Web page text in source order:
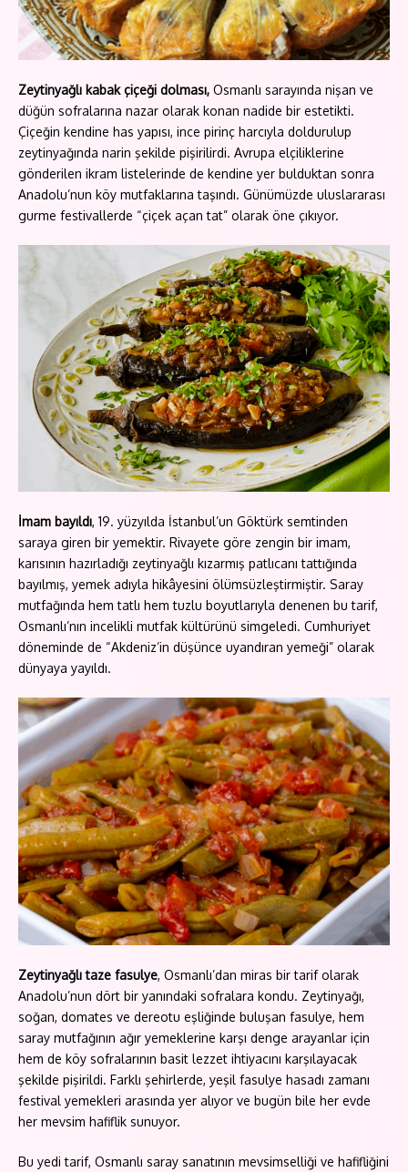
Zeytinyağlı kabak çiçeği dolması, Osmanlı sarayında nişan ve
düğün sofralarına nazar olarak konan nadide bir estetikti.
Çiçeğin kendine has yapısı, ince pirinç harcıyla doldurulup
zeytinyağında narin şekilde pişirilirdi. Avrupa elçiliklerine
gönderilen ikram listelerinde de kendine yer bulduktan sonra
Anadolu’nun köy mutfaklarına taşındı. Günümüzde uluslararası
gurme festivallerde “çiçek açan tat” olarak öne çıkıyor.
İmam bayıldı, 19. yüzyılda İstanbul’un Göktürk semtinden
saraya giren bir yemektir. Rivayete göre zengin bir imam,
karısının hazırladığı zeytinyağlı kızarmış patlıcanı tattığında
bayılmış, yemek adıyla hikâyesini ölümsüzleştirmiştir. Saray
mutfağında hem tatlı hem tuzlu boyutlarıyla denenen bu tarif,
Osmanlı’nın incelikli mutfak kültürünü simgeledi. Cumhuriyet
döneminde de “Akdeniz’in düşünce uyandıran yemeği” olarak
dünyaya yayıldı.
Zeytinyağlı taze fasulye, Osmanlı’dan miras bir tarif olarak
Anadolu’nun dört bir yanındaki sofralara kondu. Zeytinyağı,
soğan, domates ve dereotu eşliğinde buluşan fasulye, hem
saray mutfağının ağır yemeklerine karşı denge arayanlar için
hem de köy sofralarının basit lezzet ihtiyacını karşılayacak
şekilde pişirildi. Farklı şehirlerde, yeşil fasulye hasadı zamanı
festival yemekleri arasında yer alıyor ve bugün bile her evde
her mevsim hafiflik sunuyor.
Bu yedi tarif, Osmanlı saray sanatının mevsimselliği ve hafifliğini